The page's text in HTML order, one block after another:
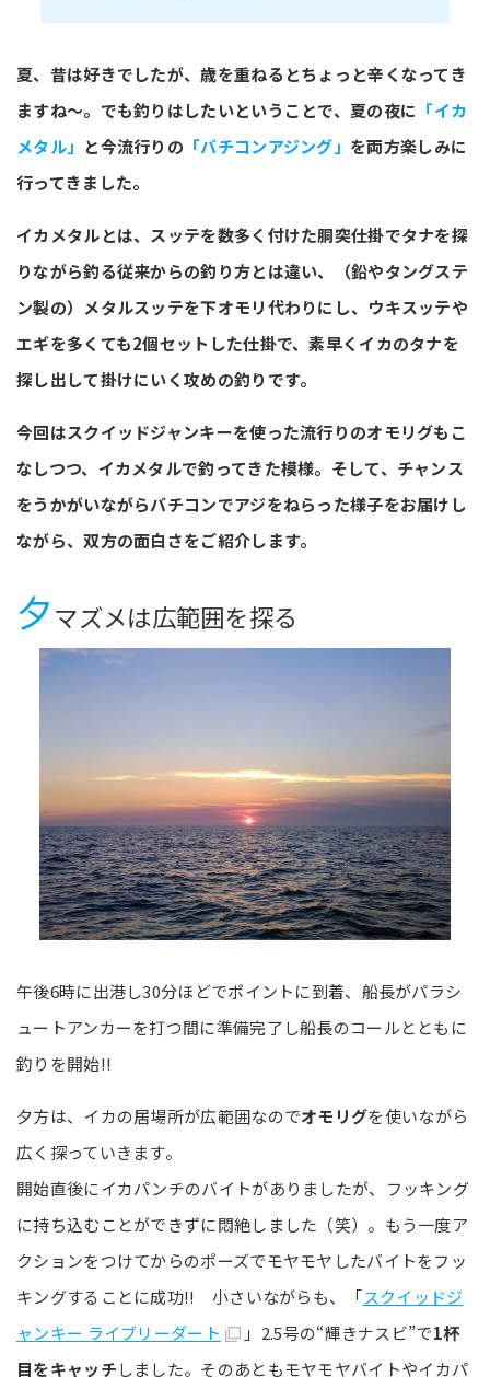
夏、昔は好きでしたが、歳を重ねるとちょっと辛くなってき
ますね～。でも釣りはしたいということで、夏の夜に 「イカ
メタル」 と今流行りの 「バチコンアジング」 を両方楽しみに
行ってきました。
イカメタルとは、スッテを数多く付けた胴突仕掛でタナを探
りながら釣る従来からの釣り方とは違い、（鉛やタングステ
ン製の）メタルスッテを下オモリ代わりにし、ウキスッテや
エギを多くても2個セットした仕掛で、素早くイカのタナを
探し出して掛けにいく攻めの釣りです。
今回はスクイッドジャンキーを使った流行りのオモリグもこ
なしつつ、イカメタルで釣ってきた模様。そして、チャンス
をうかがいながらバチコンでアジをねらった様子をお届けし
ながら、双方の面白さをご紹介します。
夕マズメは広範囲を探る
午後6時に出港し30分ほどでポイントに到着、船長がパラシ
ュートアンカーを打つ間に準備完了し船長のコールとともに
釣りを開始!!
夕方は、イカの居場所が広範囲なのでオモリグを使いながら
広く探っていきます。
開始直後にイカパンチのバイトがありましたが、フッキング
に持ち込むことができずに悶絶しました（笑）。もう一度ア
クションをつけてからのポーズでモヤモヤしたバイトをフッ
キングすることに成功!! 小さいながらも、「スクイッドジ
ャンキー ライブリーダート
」2.5号の“輝きナスビ”で1杯
目をキャッチしました。そのあともモヤモヤバイトやイカパ